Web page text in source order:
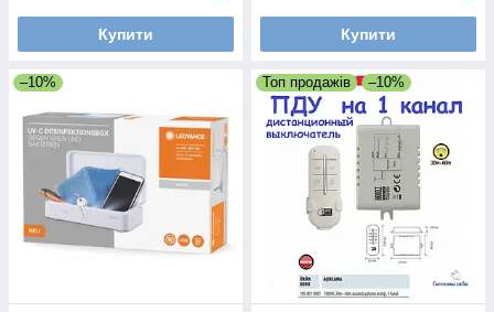
Купити Купити
–10% Топ продажів –10%